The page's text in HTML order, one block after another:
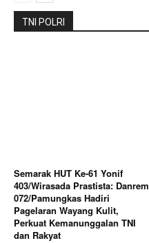
TNI POLRI
Semarak HUT Ke-61 Yonif
403/Wirasada Prastista: Danrem
072/Pamungkas Hadiri
Pagelaran Wayang Kulit,
Perkuat Kemanunggalan TNI
dan Rakyat